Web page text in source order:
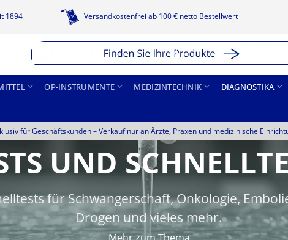
1894 Versandkostenfrei ab 100 € netto Bestellwert
OP-INSTRUMENTE MEDIZINTECHNIK DIAGNOSTIKA
für Geschäftskunden –Verkauf nur an Ärzte, Praxen und medizinische
UND
für Schwangerschaft, Onkologie,
Drogen und vieles mehr.